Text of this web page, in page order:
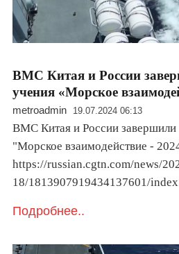
ВМС Китая и России
учения «Морское
metroadmin 19.07.2024 06:13
ВМС Китая и России завершили
"Морское взаимодействие -
https://russian.cgtn.com/news/
18/1813907919434137601/
Подробнее..